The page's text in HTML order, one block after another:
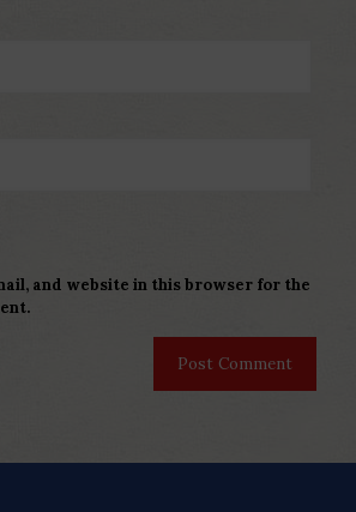
and website in this browser for the